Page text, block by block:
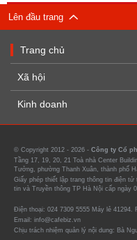
Lên đầu trang
Trang chủ
Xã hội
Kinh doanh
© Copyright 2012 - 2026 - Công ty Cổ
Tầng 17, 19, 20, 21 Toà nhà Center
Tưởng, phường Thanh Xuân, thành phố
Giấy phép thiết lập trang thông tin điện
tin và Truyền thông TP Hà Nội cấp ngày
Điện thoại: 024 7309 5555 Máy lẻ 41294.
Email: info@cafebiz.vn
Chịu trách nhiệm quản lý nội dung: Bà